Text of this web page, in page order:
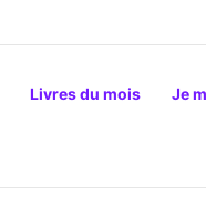
Livres du mois Je